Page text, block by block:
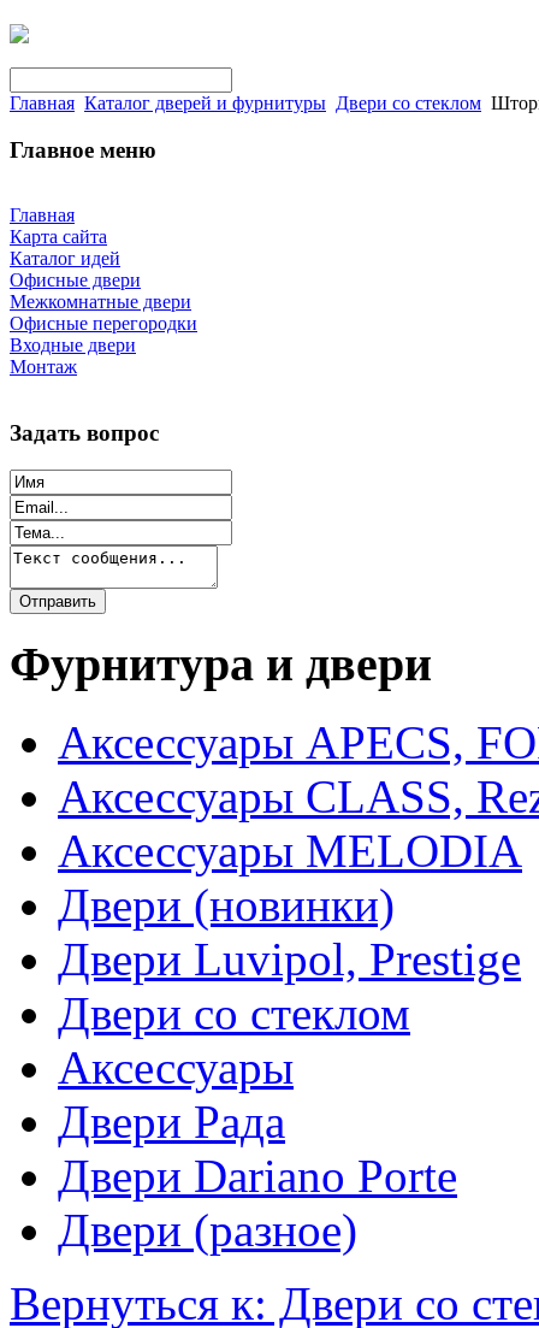
Главная Каталог дверей и фурнитуры Двери со стеклом
Главное меню
Главная
Карта сайта
Каталог идей
Офисные двери
Межкомнатные двери
Офисные перегородки
Входные двери
Монтаж
Задать вопрос
Фурнитура и двери
Аксессуары APECS,
Аксессуары CLASS,
Аксессуары MELODIA
Двери (новинки)
Двери Luvipol, Prestige
Двери со стеклом
Аксессуары
Двери Рада
Двери Dariano Porte
Двери (разное)
Вернуться к: Двери со